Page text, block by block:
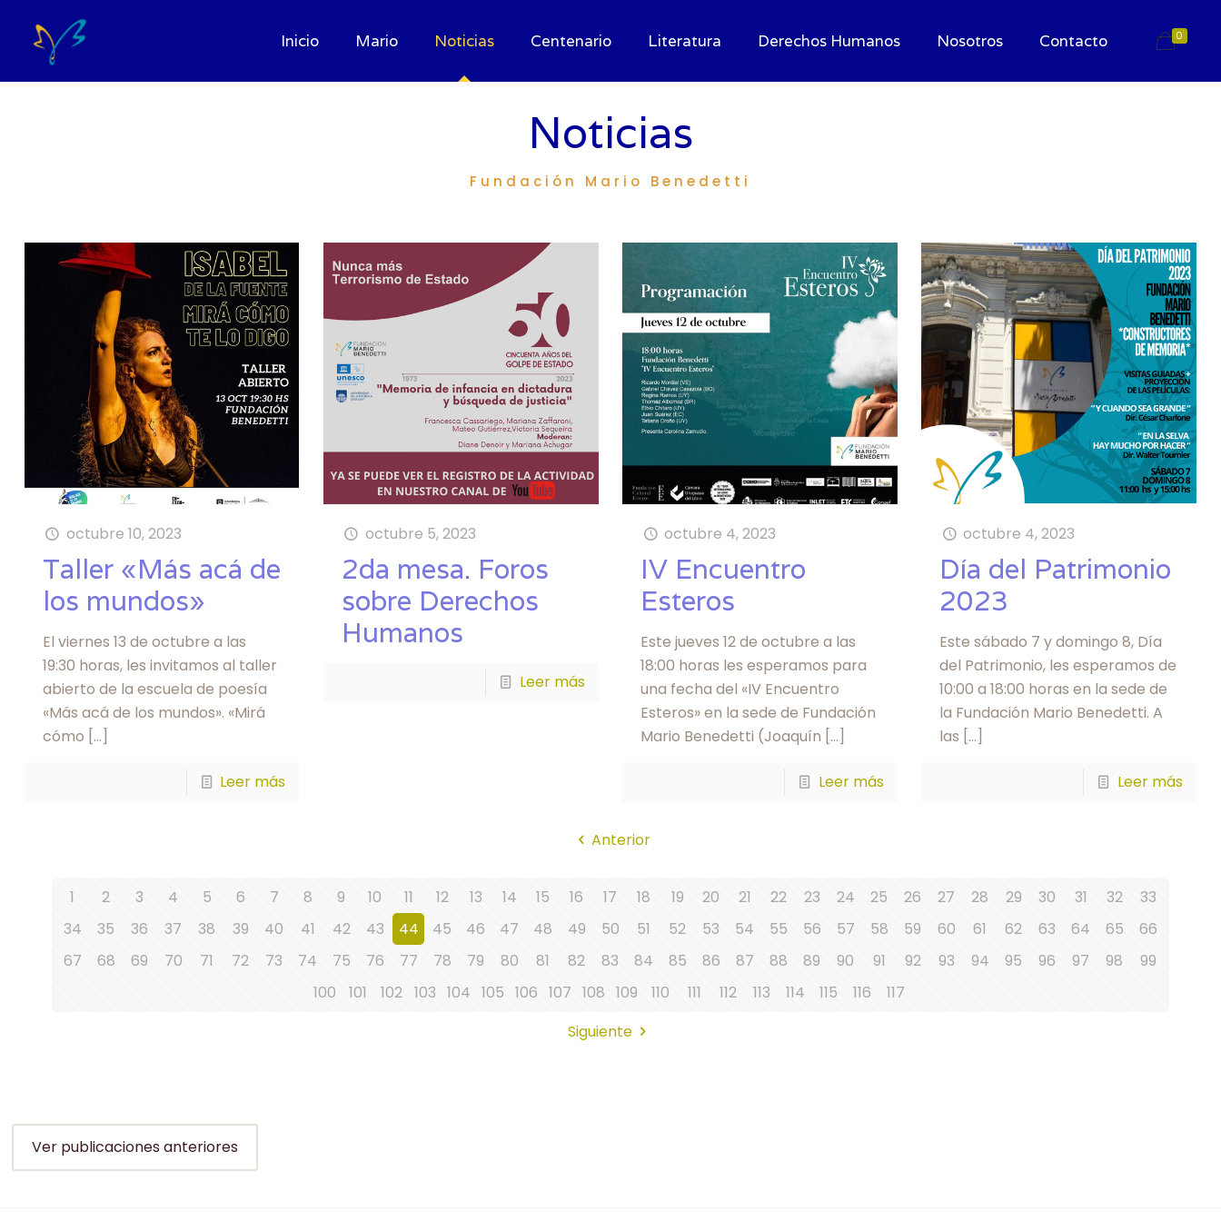
Inicio Mario Noticias Centenario Literatura Derechos Humanos Nosotros Contacto 0
Noticias
Fundación Mario Benedetti
octubre 10, 2023
Taller «Más acá de
los mundos»
El viernes 13 de octubre a las
19:30 horas, les invitamos al taller
abierto de la escuela de poesía
«Más acá de los mundos». «Mirá
cómo […]
Leer más
octubre 5, 2023
2da mesa. Foros
sobre Derechos
Humanos
Leer más
octubre 4, 2023
IV Encuentro
Esteros
Este jueves 12 de octubre a las
18:00 horas les esperamos para
una fecha del «IV Encuentro
Esteros» en la sede de Fundación
Mario Benedetti (Joaquín […]
Leer más
octubre 4, 2023
Día del Patrimonio
2023
Este sábado 7 y domingo 8, Día
del Patrimonio, les esperamos de
10:00 a 18:00 horas en la sede de
la Fundación Mario Benedetti. A
las […]
Leer más
Anterior
1 2 3 4 5 6 7 8 9 10 11 12 13 14 15 16 17 18 19 20 21 22 23 24 25 26 27 28 29 30 31 32
33
34
35 36 37 38 39 40 41 42 43 44 45 46 47 48 49 50 51 52 53 54 55 56 57 58 59 60 61 62 63 64 65
66
67
68 69 70 71 72 73 74 75 76 77 78 79 80 81 82 83 84 85 86 87 88 89 90 91 92 93 94 95 96 97 98
99
100
101 102 103 104 105 106 107 108 109 110 111 112 113 114 115 116
117
Siguiente
Ver publicaciones anteriores